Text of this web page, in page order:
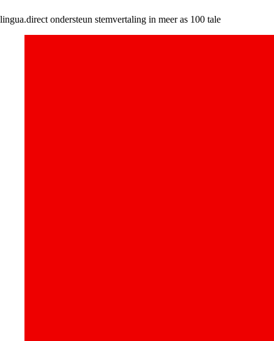
lingua.direct ondersteun stemvertaling in meer as 100 tale